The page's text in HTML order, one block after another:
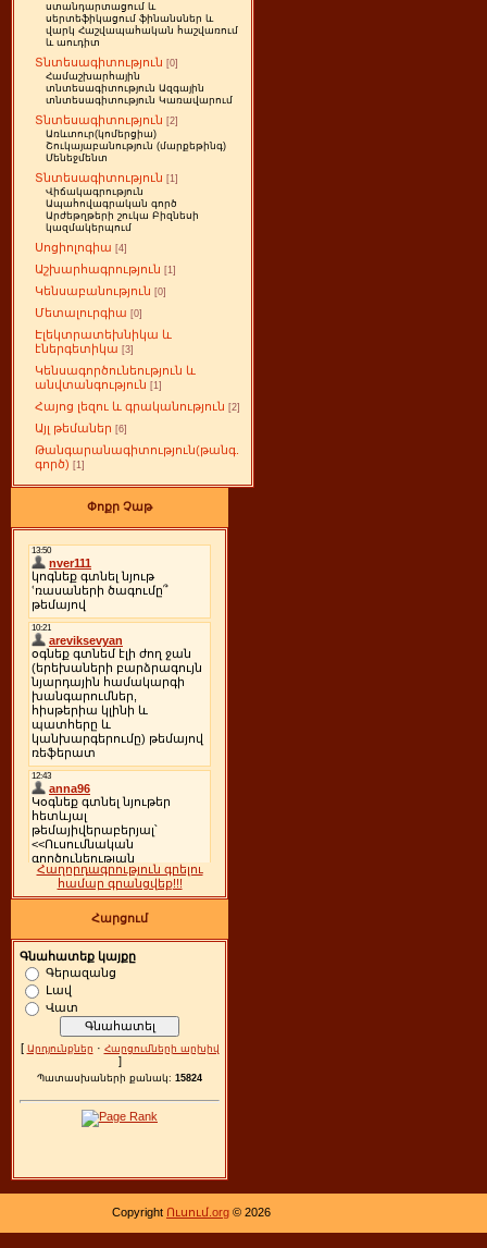
ստանդարտացում և
սերտեֆիկացում ֆինանսներ և
վարկ Հաշվապահական հաշվառում
և աուդիտ
Տնտեսագիտություն [0]
Համաշխարհային
տնտեսագիտություն Ազգային
տնտեսագիտություն Կառավարում
Տնտեսագիտություն [2]
Առևտուր(կոմերցիա)
Շուկայաբանություն (մարքեթինգ)
Մենեջմենտ
Տնտեսագիտություն [1]
Վիճակագրություն
Ապահովագրական գործ
Արժեթղթերի շուկա Բիզնեսի
կազմակերպում
Սոցիոլոգիա [4]
Աշխարհագրություն [1]
Կենսաբանություն [0]
Մետալուրգիա [0]
Էլեկտրատեխնիկա և
էներգետիկա [3]
Կենսագործունեություն և
անվտանգություն [1]
Հայոց լեզու և գրականություն [2]
Այլ թեմաներ [6]
Թանգարանագիտություն(թանգ.
գործ) [1]
Փոքր Չաթ
Հաղորդագրություն գրելու
համար գրանցվեք!!!
Հարցում
Գնահատեք կայքը
Գերազանց
Լավ
Վատ
[ Արդյունքներ · Հարցումների արխիվ
]
Պատասխաների քանակ: 15824
Copyright Ուսում.org © 2026